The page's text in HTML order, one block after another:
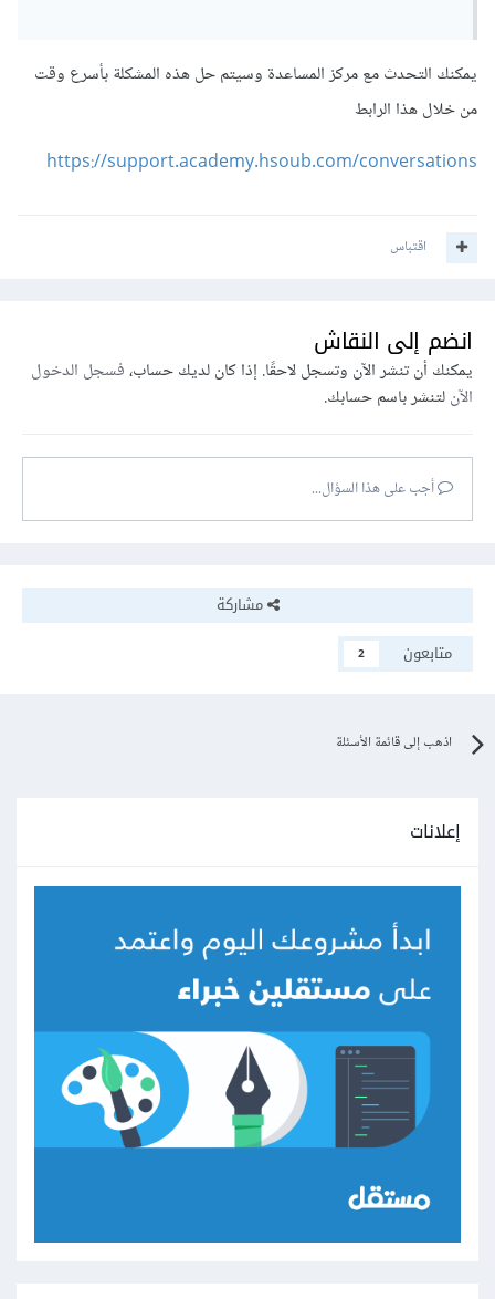
يمكنك التحدث مع مركز المساعدة وسيتم حل هذه المشكلة بأسرع وقت
من خلال هذا الرابط
https://support.academy.hsoub.com/conversations
اقتباس
انضم إلى النقاش
يمكنك أن تنشر الآن وتسجل لاحقًا. إذا كان لديك حساب،فسجل الدخول
الآنلتنشر باسم حسابك.
أجب على هذا السؤال...
مشاركة
متابعون
2
اذهب إلى قائمة الأسئلة
إعلانات